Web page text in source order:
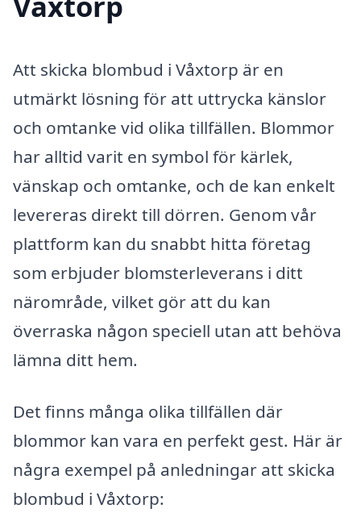
Att skicka blombud i Våxtorp är en
utmärkt lösning för att uttrycka känslor
och omtanke vid olika tillfällen. Blommor
har alltid varit en symbol för kärlek,
vänskap och omtanke, och de kan enkelt
levereras direkt till dörren. Genom vår
plattform kan du snabbt hitta företag
som erbjuder blomsterleverans i ditt
närområde, vilket gör att du kan
överraska någon speciell utan att behöva
lämna ditt hem.
Det finns många olika tillfällen där
blommor kan vara en perfekt gest. Här är
några exempel på anledningar att skicka
blombud i Våxtorp: